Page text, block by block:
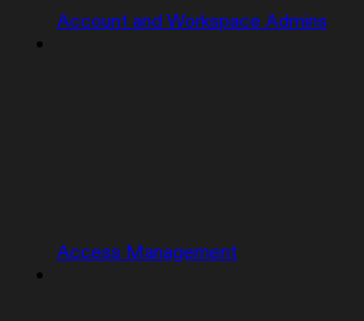
Account and Workspace Admins
Access Management